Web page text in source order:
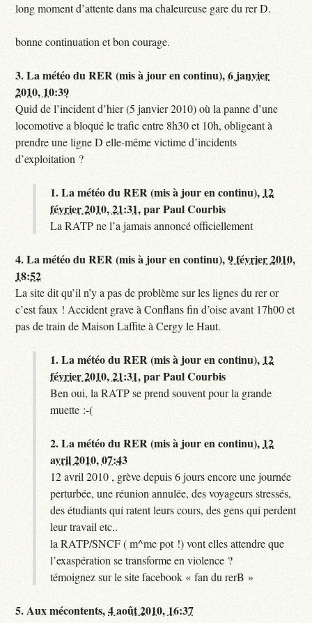
long moment d’attente dans ma chaleureuse gare du rer D.
bonne continuation et bon courage.
3.La météo du RER (mis à jour en continu),6 janvier
2010, 10:39
Quid de l’incident d’hier (5 janvier 2010) où la panne d’une
locomotive a bloqué le trafic entre 8h30 et 10h, obligeant à
prendre une ligne D elle-même victime d’incidents
d’exploitation ?
1.La météo du RER (mis à jour en continu), 12
février 2010, 21:31,parPaul Courbis
La RATP ne l’a jamais annoncé officiellement
4.La météo du RER (mis à jour en continu),9 février 2010,
18:52
La site dit qu’il n’y a pas de problème sur les lignes du rer or
c’est faux ! Accident grave à Conflans fin d’oise avant 17h00 et
pas de train de Maison Laffite à Cergy le Haut.
1.La météo du RER (mis à jour en continu), 12
février 2010, 21:31,parPaul Courbis
Ben oui, la RATP se prend souvent pour la grande
muette :-(
2.La météo du RER (mis à jour en continu), 12
avril 2010, 07:43
12 avril 2010 , grève depuis 6 jours encore une journée
perturbée, une réunion annulée, des voyageurs stressés,
des étudiants qui ratent leurs cours, des gens qui perdent
leur travail etc..
la RATP/SNCF ( m^me pot !) vont elles attendre que
l’exaspération se transforme en violence ?
témoignez sur le site facebook « fan du rerB »
5.Aux mécontents,4 août 2010, 16:37